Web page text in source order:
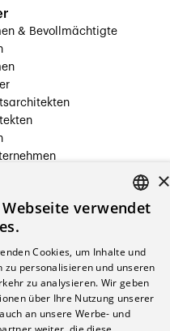
& Bevollmächtigte
Unternehmen
FRENCH
×
Webseite verwendet
Cookies, um Inhalte und
zu personalisieren und unseren
zu analysieren. Wir geben
über Ihre Nutzung unserer
an unsere Werbe- und